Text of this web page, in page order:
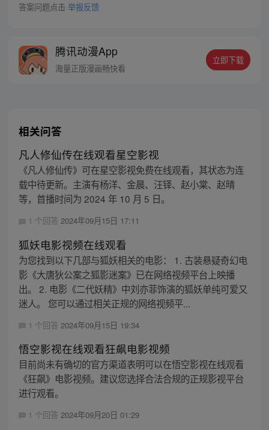
答案问题点击 举报反馈
腾讯动漫App
海量正版漫画畅快看
立即下载
相关问答
凡人修仙传在线观看星空影视
《凡人修仙传》可在星空影视免费在线观看，其状态为连
载中待更新。主演有杨洋、金晨、汪铎、赵小棠、赵晴
等，首播时间为 2024 年 10 月 5 日。
1 个回答 2024年09月15日 17:11
狐妖电影视频在线观看
为您找到以下几部与狐妖相关的电影： 1. 古装悬疑奇幻电
影《大唐狄公案之狐影迷案》已在网络视频平台上映播
出。 2. 电影《二代妖精》中刘亦菲饰演的狐妖单纯可爱又
迷人。 您可以通过相关正规的网络视频平...
1 个回答 2024年09月15日 19:34
悟空影视在线观看狂飙电影视频
目前尚未有确切的官方渠道表明可以在悟空影视在线观看
《狂飙》电影视频。建议您选择合法合规的正规影视平台
进行观看。
1 个回答 2024年09月20日 01:29